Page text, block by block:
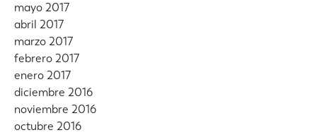
mayo 2017
abril 2017
marzo 2017
febrero 2017
enero 2017
diciembre 2016
noviembre 2016
octubre 2016